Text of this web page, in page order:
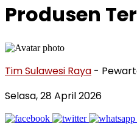
Produsen
Tim Sulawesi Raya -
Selasa, 28 April 2026